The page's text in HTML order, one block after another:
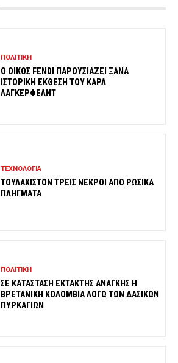
ΠΟΛΙΤΙΚΗ
Ο ΟΙΚΟΣ FENDI ΠΑΡΟΥΣΙΑΖΕΙ ΞΑΝΑ
ΙΣΤΟΡΙΚΗ ΕΚΘΕΣΗ ΤΟΥ ΚΑΡΛ
ΛΑΓΚΕΡΦΕΛΝΤ
ΤΕΧΝΟΛΟΓΙΑ
ΤΟΥΛΑΧΙΣΤΟΝ ΤΡΕΙΣ ΝΕΚΡΟΙ ΑΠΟ ΡΩΣΙΚΑ
ΠΛΗΓΜΑΤΑ
ΠΟΛΙΤΙΚΗ
ΣΕ ΚΑΤΑΣΤΑΣΗ ΕΚΤΑΚΤΗΣ ΑΝΑΓΚΗΣ Η
ΒΡΕΤΑΝΙΚΗ ΚΟΛΟΜΒΙΑ ΛΟΓΩ ΤΩΝ ΔΑΣΙΚΩΝ
ΠΥΡΚΑΓΙΩΝ